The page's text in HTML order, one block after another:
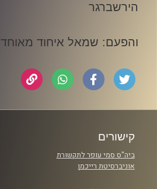
הירשברגר
והפעם: שמאל איחוד מאוחד
קישורים
ביה"ס סמי עופר לתקשורת
אוניברסיטת רייכמן